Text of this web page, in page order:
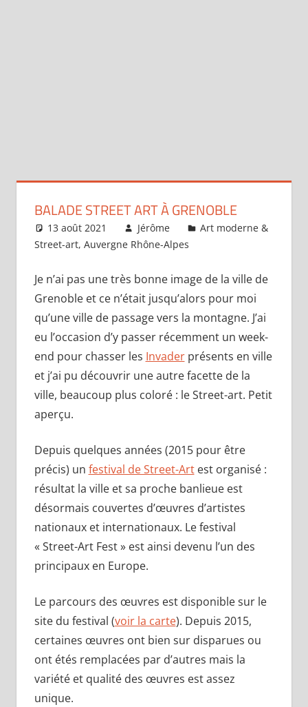
BALADE STREET ART À GRENOBLE
13 août 2021 Jérôme
Art moderne &
Street-art, Auvergne Rhône-Alpes
Je n’ai pas une très bonne image de la ville de
Grenoble et ce n’était jusqu’alors pour moi
qu’une ville de passage vers la montagne. J’ai
eu l’occasion d’y passer récemment un week-
end pour chasser les Invaderprésents en ville
et j’ai pu découvrir une autre facette de la
ville, beaucoup plus coloré : le Street-art. Petit
aperçu.
Depuis quelques années (2015 pour être
précis) un festival de Street-Artest organisé :
résultat la ville et sa proche banlieue est
désormais couvertes d’œuvres d’artistes
nationaux et internationaux. Le festival
« Street-Art Fest » est ainsi devenu l’un des
principaux en Europe.
Le parcours des œuvres est disponible sur le
site du festival (voir la carte). Depuis 2015,
certaines œuvres ont bien sur disparues ou
ont étés remplacées par d’autres mais la
variété et qualité des œuvres est assez
unique.